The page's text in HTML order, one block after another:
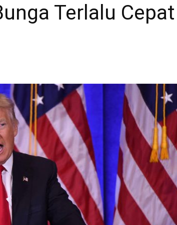
Terlalu Cepat